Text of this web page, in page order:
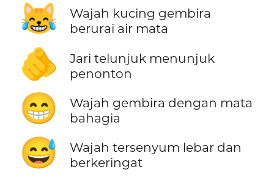
😹
Wajah kucing gembira
berurai air mata
🫵
Jari telunjuk menunjuk
penonton
😁
Wajah gembira dengan mata
bahagia
😅
Wajah tersenyum lebar dan
berkeringat